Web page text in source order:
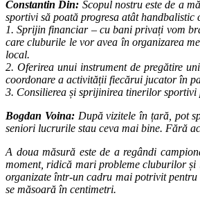
Constantin Din: Scopul nostru este de a
sportivi să poată progresa atât handbalistic
1. Sprijin financiar – cu bani privați vom
care cluburile le vor avea în organizarea
local.
2. Oferirea unui instrument de pregătire
coordonare a activității fiecărui jucator în
3. Consilierea și sprijinirea tinerilor
Bogdan Voina:După vizitele în țară, pot
seniori lucrurile stau ceva mai bine. Fără
A doua măsură este de a regândi
moment, ridică mari probleme cluburilor și
organizate într-un cadru mai potrivit
se măsoară în centimetri.